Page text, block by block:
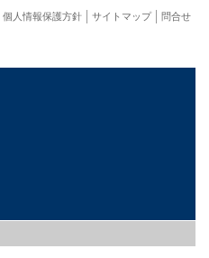
問合せ
サイトマップ
個人情報保護方針